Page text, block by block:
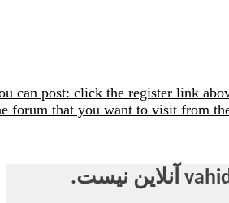
can post: click the register link
forum that you want to visit from